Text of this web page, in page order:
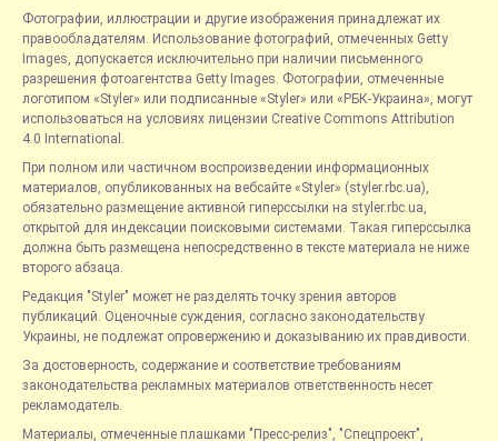
Фотографии, иллюстрации и другие изображения принадлежат их
правообладателям. Использование фотографий, отмеченных Getty
Images, допускается исключительно при наличии письменного
разрешения фотоагентства Getty Images. Фотографии, отмеченные
логотипом «Styler» или подписанные «Styler» или «РБК-Украина», могут
использоваться на условиях лицензии Creative Commons Attribution
4.0 International.
При полном или частичном воспроизведении информационных
материалов, опубликованных на вебсайте «Styler» (styler.rbc.ua),
обязательно размещение активной гиперссылки на styler.rbc.ua,
открытой для индексации поисковыми системами. Такая гиперссылка
должна быть размещена непосредственно в тексте материала не ниже
второго абзаца.
Редакция "Styler" может не разделять точку зрения авторов
публикаций. Оценочные суждения, согласно законодательству
Украины, не подлежат опровержению и доказыванию их правдивости.
За достоверность, содержание и соответствие требованиям
законодательства рекламных материалов ответственность несет
рекламодатель.
Материалы, отмеченные плашками "Пресс-релиз", "Спецпроект",